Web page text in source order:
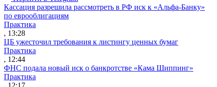
Кассация разрешила рассмотреть в РФ иск к «Альфа-Банку»
по еврооблигациям
Практика
, 13:28
ЦБ ужесточил требования к листингу ценных бумаг
Практика
, 12:44
ФНС подала новый иск о банкротстве «Кама Шиппинг»
Практика
, 12:17